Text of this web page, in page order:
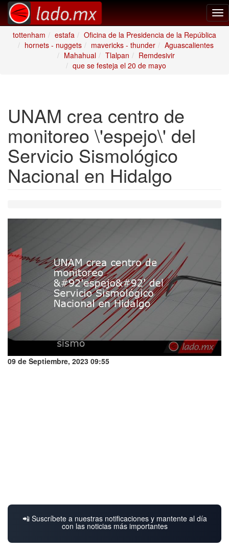
tottenham
estafa
Oficina de la Presidencia de la República
hornets - nuggets
mavericks - thunder
Aguascalientes
Mahahual
Tlalpan
Remdesivir
que se festeja el 20 de mayo
UNAM crea centro de
monitoreo \'espejo\' del
Servicio Sismológico
Nacional en Hidalgo
09 de Septiembre, 2023 09:55
📲 Suscríbete a nuestras notificaciones y mantente al día
con las noticias más importantes